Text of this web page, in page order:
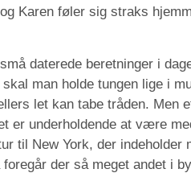
Karen føler sig straks
daterede beretninger i
man holde tungen lige i
let kan tabe tråden. Men
er underholdende at være
til New York, der indeholder
der så meget andet i